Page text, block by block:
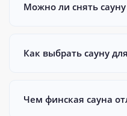
Можно ли снять
Как выбрать сауну
Чем финская сауна